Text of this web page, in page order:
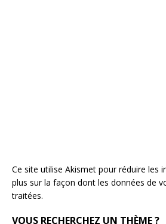
Ce site utilise Akismet pour réduire les
plus sur la façon dont les données de
traitées.
VOUS RECHERCHEZ UN THÈME ?